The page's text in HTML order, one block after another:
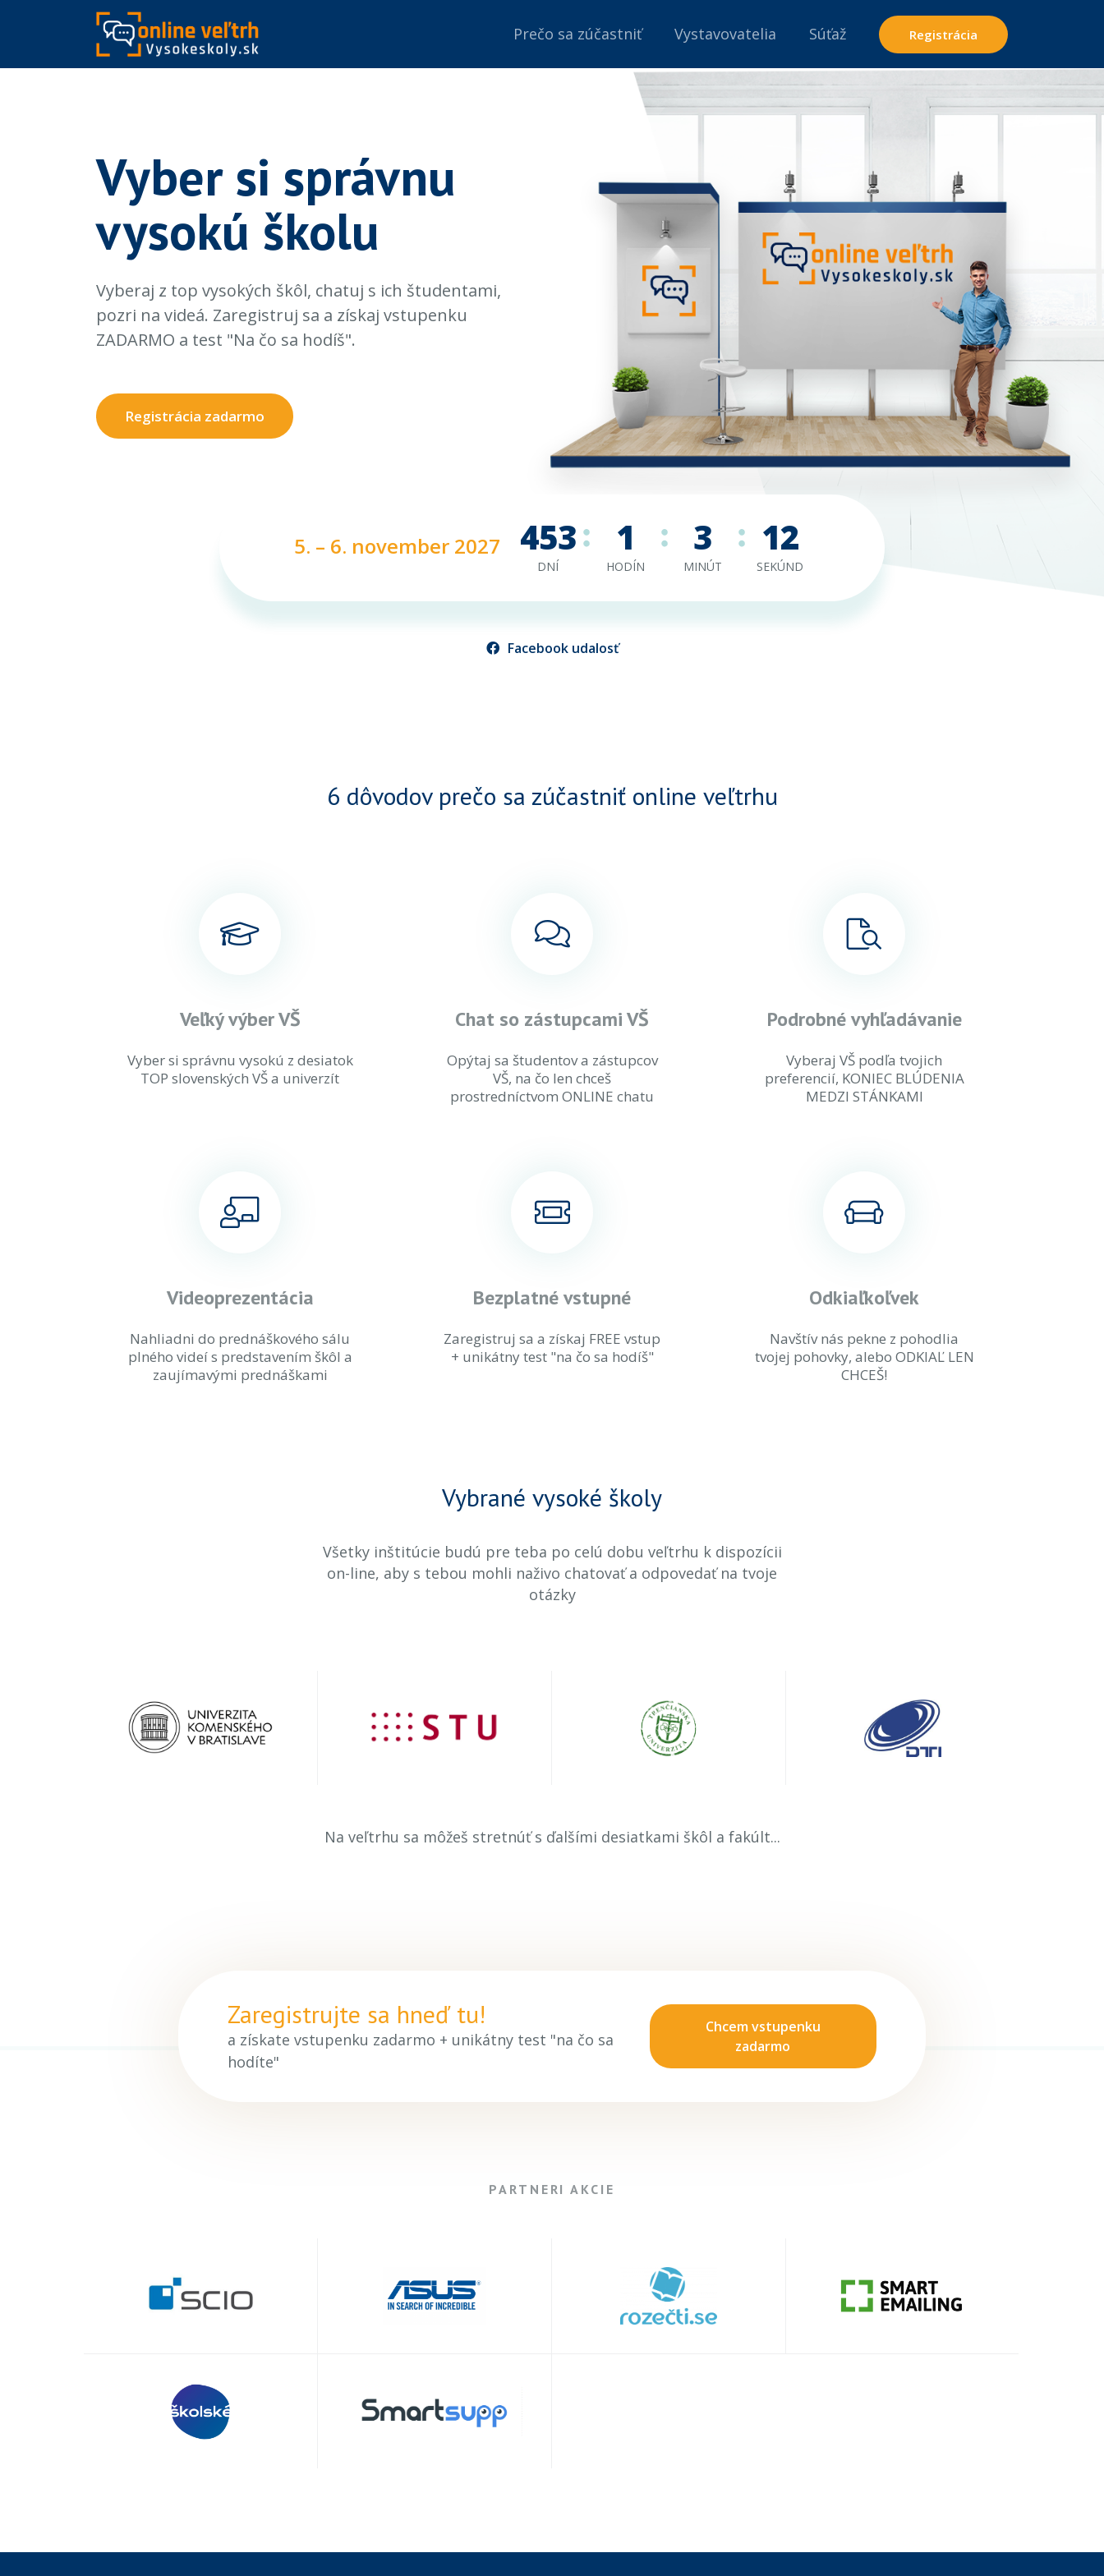
Prečo sa zúčastniť Vystavovatelia Súťaž Registrácia
Vyber si správnu
vysokú školu
Vyberaj z top vysokých škôl, chatuj s ich študentami,
pozri na videá. Zaregistruj sa a získaj vstupenku
ZADARMO a test "Na čo sa hodíš".
Registrácia zadarmo
5. – 6. november 2027 453
DNÍ
1
HODÍN
3
MINÚT
11
SEKÚND
Facebook udalosť
6 dôvodov prečo sa zúčastniť online veľtrhu
Veľký výber VŠ
Vyber si správnu vysokú z desiatok
TOP slovenských VŠ a univerzít
Chat so zástupcami VŠ
Opýtaj sa študentov a zástupcov
VŠ, na čo len chceš
prostredníctvom ONLINE chatu
Podrobné vyhľadávanie
Vyberaj VŠ podľa tvojich
preferencií, KONIEC BLÚDENIA
MEDZI STÁNKAMI
Videoprezentácia
Nahliadni do prednáškového sálu
plného videí s predstavením škôl a
zaujímavými prednáškami
Bezplatné vstupné
Zaregistruj sa a získaj FREE vstup
+ unikátny test "na čo sa hodíš"
Odkiaľkoľvek
Navštív nás pekne z pohodlia
tvojej pohovky, alebo ODKIAĽ LEN
CHCEŠ!
Vybrané vysoké školy
Všetky inštitúcie budú pre teba po celú dobu veľtrhu k dispozícii
on-line, aby s tebou mohli naživo chatovať a odpovedať na tvoje
otázky
Na veľtrhu sa môžeš stretnúť s ďalšími desiatkami škôl a fakúlt...
Zaregistrujte sa hneď tu!
a získate vstupenku zadarmo + unikátny test "na čo sa
hodíte"
Chcem vstupenku
zadarmo
PARTNERI AKCIE